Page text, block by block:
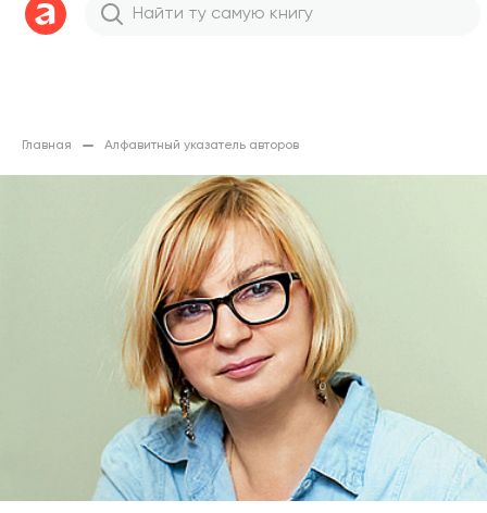
Главная Алфавитный указатель авторов